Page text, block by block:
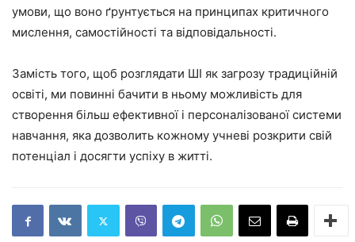
умови, що воно ґрунтується на принципах критичного
мислення, самостійності та відповідальності.
Замість того, щоб розглядати ШІ як загрозу традиційній
освіті, ми повинні бачити в ньому можливість для
створення більш ефективної і персоналізованої системи
навчання, яка дозволить кожному учневі розкрити свій
потенціал і досягти успіху в житті.